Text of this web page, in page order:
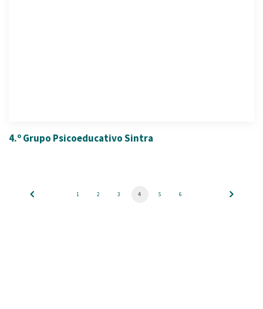
4.º Grupo Psicoeducativo Sintra
1 2 3 4 5 6